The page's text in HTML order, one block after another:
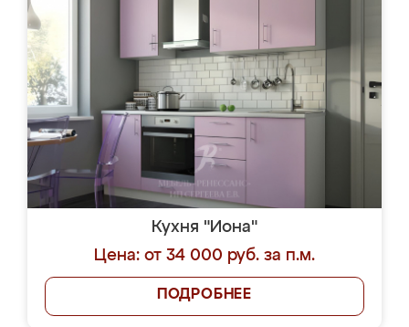
Кухня "Иона"
Цена: от 34 000 руб. за п.м.
ПОДРОБНЕЕ